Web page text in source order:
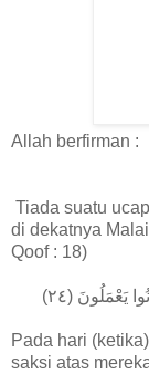
Allah berfirman :
Tiada suatu
di dekatnya
Qoof : 18)
يَعْمَلُونَ (٢٤)
Pada hari
saksi atas